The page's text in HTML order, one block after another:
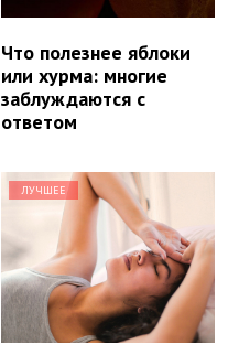
Что полезнее яблоки
или хурма: многие
заблуждаются с
ответом
ЛУЧШЕЕ